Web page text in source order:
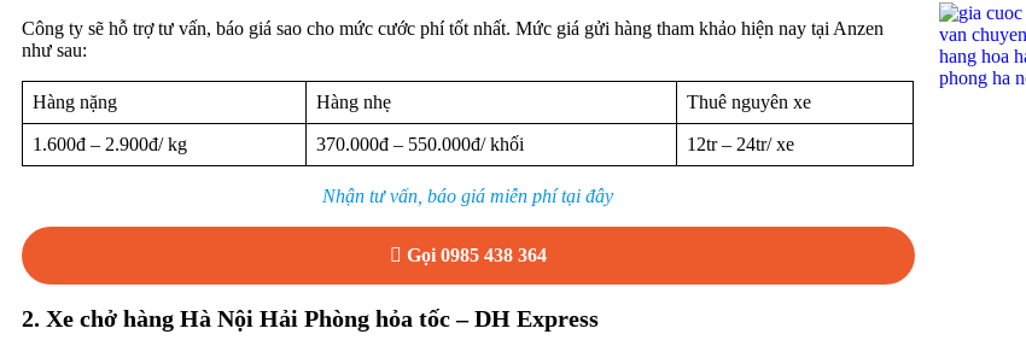
Công ty sẽ hỗ trợ tư vấn, báo giá sao cho mức cước phí tốt nhất. Mức giá gửi hàng tham khảo hiện nay tại Anzen
như sau:
Hàng nặng Hàng nhẹ Thuê nguyên xe
1.600đ – 2.900đ/ kg 370.000đ – 550.000đ/ khối 12tr – 24tr/ xe
Nhận tư vấn, báo giá miễn phí tại đây
Gọi 0985 438 364
2. Xe chở hàng Hà Nội Hải Phòng hỏa tốc – DH Express